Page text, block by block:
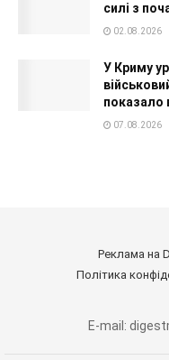
силі з
02.08.2026
У Криму
показало
07.08.2026
Реклама на
Політика
E-mail: